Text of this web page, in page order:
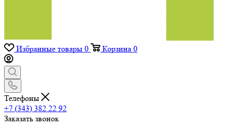
Избранные товары 0 Корзина 0
Телефоны
+7 (343) 382 22 92
Заказать звонок